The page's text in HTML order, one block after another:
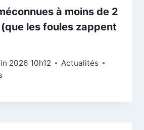
à moins de 2
(que les foules zappent
2026 10h12
Actualités